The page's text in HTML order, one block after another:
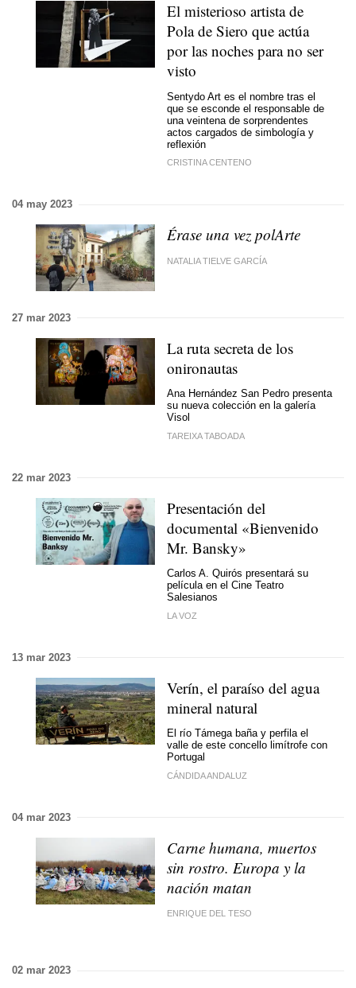
El misterioso artista de
Pola de Siero que actúa
por las noches para no ser
visto
Sentydo Art es el nombre tras el
que se esconde el responsable de
una veintena de sorprendentes
actos cargados de simbología y
reflexión
CRISTINA CENTENO
04 may 2023
Érase una vez polArte
NATALIA TIELVE GARCÍA
27 mar 2023
La ruta secreta de los
onironautas
Ana Hernández San Pedro presenta
su nueva colección en la galería
Visol
TAREIXA TABOADA
22 mar 2023
Presentación del
documental «Bienvenido
Mr. Bansky»
Carlos A. Quirós presentará su
película en el Cine Teatro
Salesianos
LA VOZ
13 mar 2023
Verín, el paraíso del agua
mineral natural
El río Támega baña y perfila el
valle de este concello limítrofe con
Portugal
CÁNDIDA ANDALUZ
04 mar 2023
Carne humana, muertos
sin rostro. Europa y la
nación matan
ENRIQUE DEL TESO
02 mar 2023